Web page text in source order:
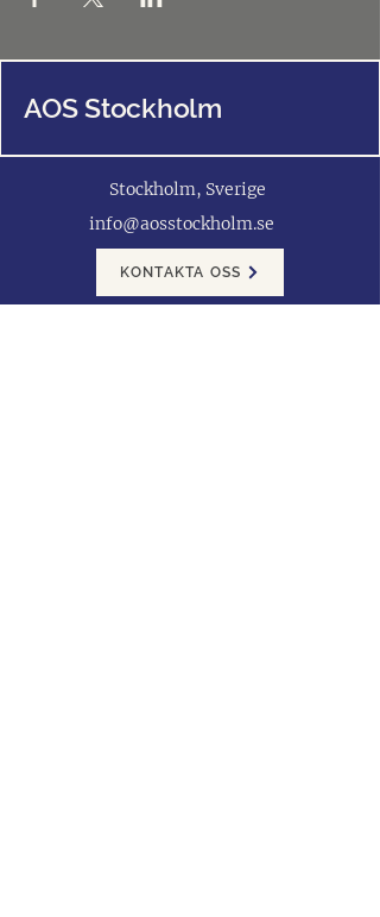
AOS Stockholm
Stockholm, Sverige
info@aosstockholm.se
KONTAKTA OSS